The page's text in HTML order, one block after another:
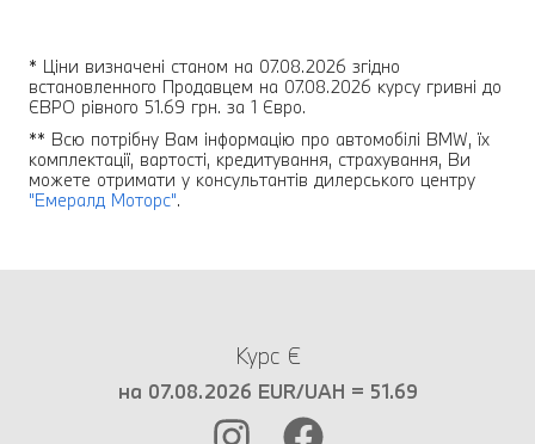
* Ціни визначені станом на 07.08.2026 згідно
встановленного Продавцем на 07.08.2026 курсу гривні до
ЄВРО рівного 51.69 грн. за 1 Євро.
** Всю потрібну Вам інформацію про автомобілі BMW, їх
комплектації, вартості, кредитування, страхування, Ви
можете отримати у консультантів дилерського центру
"Емералд Моторс".
Курс €
на 07.08.2026 EUR/UAH = 51.69